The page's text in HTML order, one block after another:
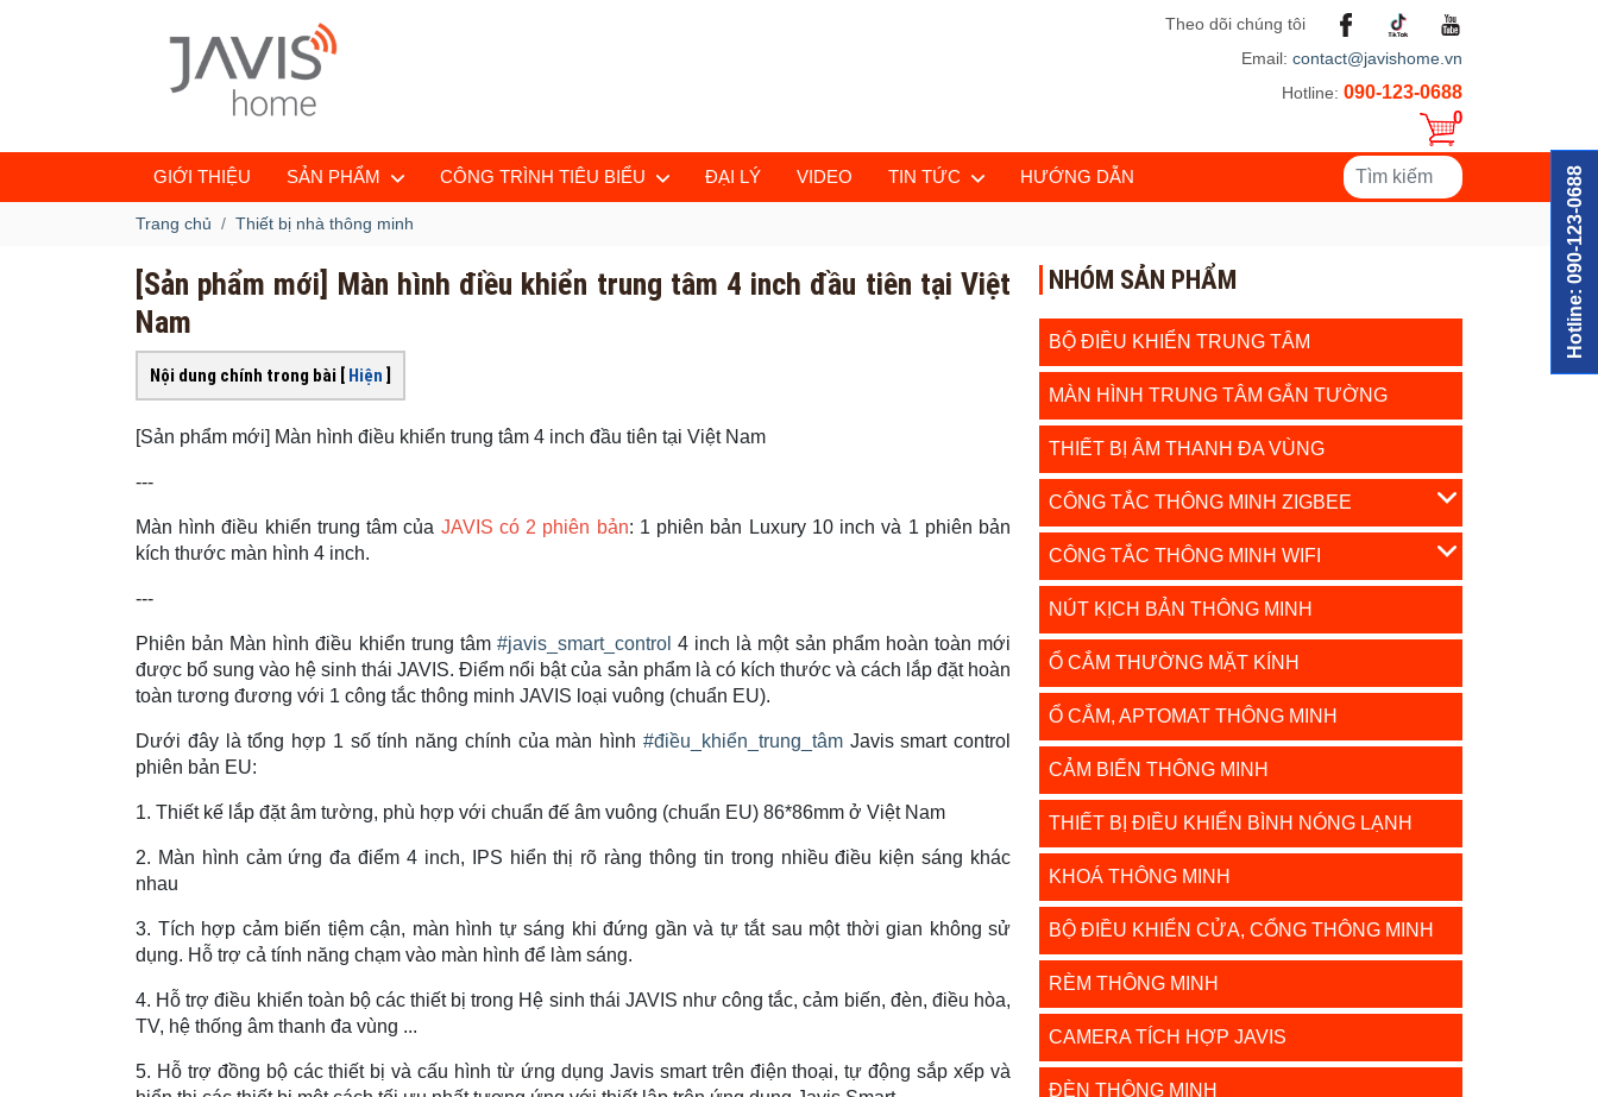
Hotline: 090-123-0688
Theo dõi chúng tôi
Email: contact@javishome.vn
Hotline: 090-123-0688
0
GIỚI THIỆU SẢN PHẨM CÔNG TRÌNH TIÊU BIỂU ĐẠI LÝ VIDEO TIN TỨC HƯỚNG DẪN
Trang chủ Thiết bị nhà thông minh
[Sản phẩm mới] Màn hình điều khiển trung tâm 4 inch đầu tiên tại Việt
Nam
Nội dung chính trong bài [ Hiện ]
[Sản phẩm mới] Màn hình điều khiển trung tâm 4 inch đầu tiên tại Việt Nam
---
Màn hình điều khiển trung tâm của JAVIS có 2 phiên bản: 1 phiên bản Luxury 10 inch và 1 phiên bản
kích thước màn hình 4 inch.
---
Phiên bản Màn hình điều khiển trung tâm #javis_smart_control 4 inch là một sản phẩm hoàn toàn mới
được bổ sung vào hệ sinh thái JAVIS. Điểm nổi bật của sản phẩm là có kích thước và cách lắp đặt hoàn
toàn tương đương với 1 công tắc thông minh JAVIS loại vuông (chuẩn EU).
Dưới đây là tổng hợp 1 số tính năng chính của màn hình #điều_khiển_trung_tâmJavis smart control
phiên bản EU:
1. Thiết kế lắp đặt âm tường, phù hợp với chuẩn đế âm vuông (chuẩn EU) 86*86mm ở Việt Nam
2. Màn hình cảm ứng đa điểm 4 inch, IPS hiển thị rõ ràng thông tin trong nhiều điều kiện sáng khác
nhau
3. Tích hợp cảm biến tiệm cận, màn hình tự sáng khi đứng gần và tự tắt sau một thời gian không sử
dụng. Hỗ trợ cả tính năng chạm vào màn hình để làm sáng.
4. Hỗ trợ điều khiển toàn bộ các thiết bị trong Hệ sinh thái JAVIS như công tắc, cảm biến, đèn, điều hòa,
TV, hệ thống âm thanh đa vùng ...
5. Hỗ trợ đồng bộ các thiết bị và cấu hình từ ứng dụng Javis smart trên điện thoại, tự động sắp xếp và
NHÓM SẢN PHẨM
BỘ ĐIỀU KHIỂN TRUNG TÂM
MÀN HÌNH TRUNG TÂM GẮN TƯỜNG
THIẾT BỊ ÂM THANH ĐA VÙNG
CÔNG TẮC THÔNG MINH ZIGBEE
CÔNG TẮC THÔNG MINH WIFI
NÚT KỊCH BẢN THÔNG MINH
Ổ CẮM THƯỜNG MẶT KÍNH
Ổ CẮM, APTOMAT THÔNG MINH
CẢM BIẾN THÔNG MINH
THIẾT BỊ ĐIỀU KHIỂN BÌNH NÓNG LẠNH
KHOÁ THÔNG MINH
BỘ ĐIỀU KHIỂN CỬA, CỔNG THÔNG MINH
RÈM THÔNG MINH
CAMERA TÍCH HỢP JAVIS
ĐÈN THÔNG MINH